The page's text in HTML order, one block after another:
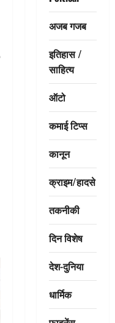
अजब गजब
इतिहास /
साहित्य
ऑटो
कमाई टिप्स
कानून
क्राइम/हादसे
तकनीकी
दिन विशेष
देश-दुनिया
धार्मिक